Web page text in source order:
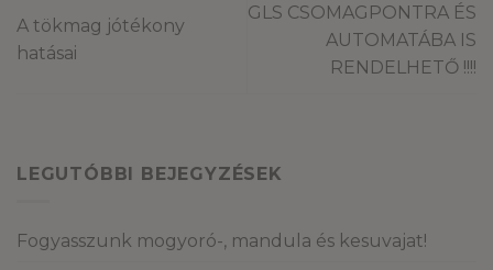
A tökmag jótékony
hatásai
GLS CSOMAGPONTRA ÉS
AUTOMATÁBA IS
RENDELHETŐ !!!!
LEGUTÓBBI BEJEGYZÉSEK
Fogyasszunk mogyoró-, mandula és kesuvajat!